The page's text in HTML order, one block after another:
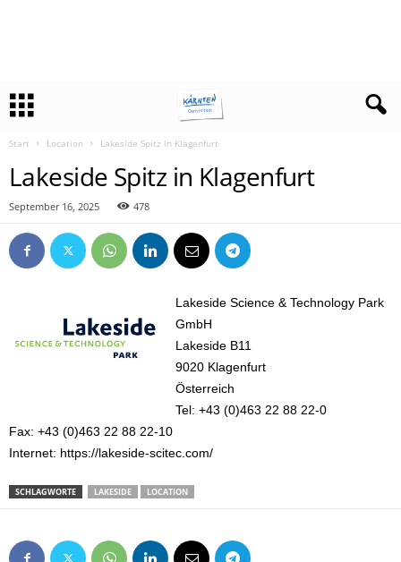
Start Location Lakeside Spitz in Klagenfurt
Lakeside Spitz in Klagenfurt
September 16, 2025 478
Lakeside Science & Technology Park
GmbH
Lakeside B11
9020 Klagenfurt
Österreich
Tel: +43 (0)463 22 88 22-0
Fax: +43 (0)463 22 88 22-10
Internet: https://lakeside-scitec.com/
SCHLAGWORTE LAKESIDE LOCATION